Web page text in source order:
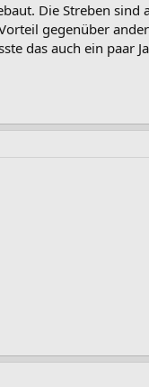
Die Streben sind
gegenüber
das auch ein paar